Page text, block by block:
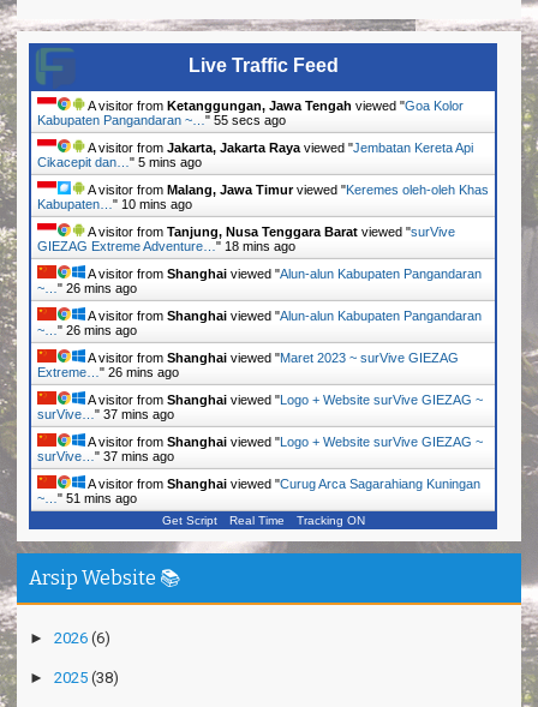
Live Traffic Feed
A visitor from Ketanggungan, Jawa Tengah viewed "Goa Kolor
Kabupaten Pangandaran ~… " 56 secs ago
A visitor from Jakarta, Jakarta Raya viewed "Jembatan Kereta Api
Cikacepit dan… " 5 mins ago
A visitor from Malang, Jawa Timurviewed "Keremes oleh-oleh Khas
Kabupaten… " 10 mins ago
A visitor from Tanjung, Nusa Tenggara Barat viewed "surVive
GIEZAG Extreme Adventure… " 18 mins ago
A visitor from Shanghai viewed "Alun-alun Kabupaten Pangandaran
~… " 26 mins ago
A visitor from Shanghai viewed "Alun-alun Kabupaten Pangandaran
~… " 26 mins ago
A visitor from Shanghai viewed "Maret 2023 ~ surVive GIEZAG
Extreme… " 26 mins ago
A visitor from Shanghai viewed "Logo + Website surVive GIEZAG ~
surVive… " 37 mins ago
A visitor from Shanghai viewed "Logo + Website surVive GIEZAG ~
surVive… " 38 mins ago
A visitor from Shanghai viewed "Curug Arca Sagarahiang Kuningan
~… " 51 mins ago
Get Script Real Time Tracking ON
Arsip Website 📚
► 2026 (6)
► 2025 (38)